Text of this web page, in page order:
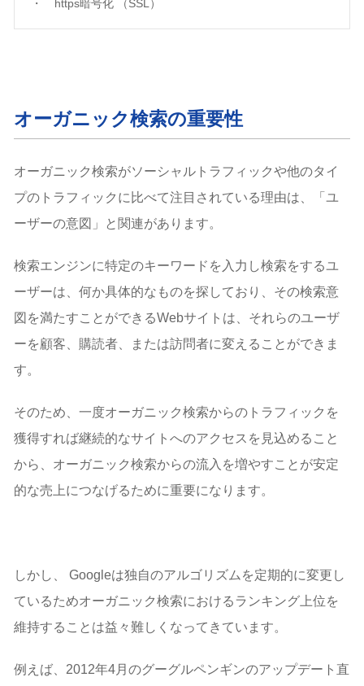
https暗号化 （SSL）
オーガニック検索の重要性
オーガニック検索がソーシャルトラフィックや他のタイ
プのトラフィックに比べて注目されている理由は、「ユ
ーザーの意図」と関連があります。
検索エンジンに特定のキーワードを入力し検索をするユ
ーザーは、何か具体的なものを探しており、その検索意
図を満たすことができるWebサイトは、それらのユーザ
ーを顧客、購読者、または訪問者に変えることができま
す。
そのため、一度オーガニック検索からのトラフィックを
獲得すれば継続的なサイトへのアクセスを見込めること
から、オーガニック検索からの流入を増やすことが安定
的な売上につなげるために重要になります。
しかし、 Googleは独自のアルゴリズムを定期的に変更し
ているためオーガニック検索におけるランキング上位を
維持することは益々難しくなってきています。
例えば、2012年4月のグーグルペンギンのアップデート直